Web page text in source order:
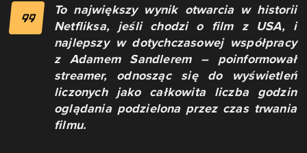
To największy wynik otwarcia w historii
Netfliksa, jeśli chodzi o film z USA, i
najlepszy w dotychczasowej współpracy
z Adamem Sandlerem – poinformował
streamer, odnosząc się do wyświetleń
liczonych jako całkowita liczba godzin
oglądania podzielona przez czas trwania
filmu.